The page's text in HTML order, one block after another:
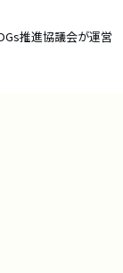
推進協議会が運営